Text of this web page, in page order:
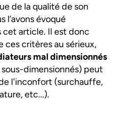
de la qualité de son
l’avons évoqué
article. Il est donc
critères au sérieux,
mal dimensionnés
dimensionnés) peut
l'inconfort (surchauffe,
etc...).